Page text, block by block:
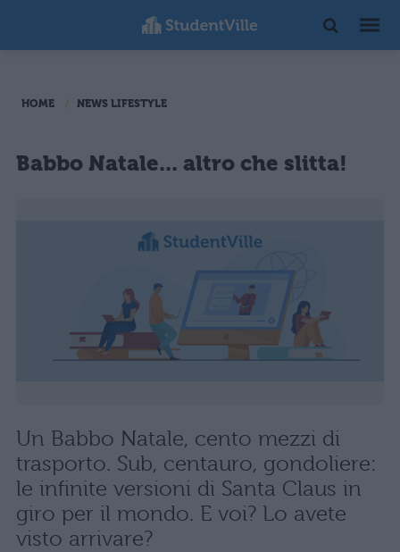
HOME NEWS LIFESTYLE
Babbo Natale... altro che slitta!
Un Babbo Natale, cento mezzi di
trasporto. Sub, centauro, gondoliere:
le infinite versioni di Santa Claus in
giro per il mondo. E voi? Lo avete
visto arrivare?